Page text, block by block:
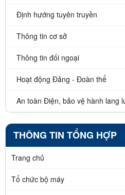
Định hướng tuyên truyền
Thông tin cơ sở
Thông tin đối ngoại
Hoạt động Đảng - Đoàn thể
An toàn Điện, bảo vệ hành lang
THÔNG TIN TỔNG HỢP
Trang chủ
Tổ chức bộ máy